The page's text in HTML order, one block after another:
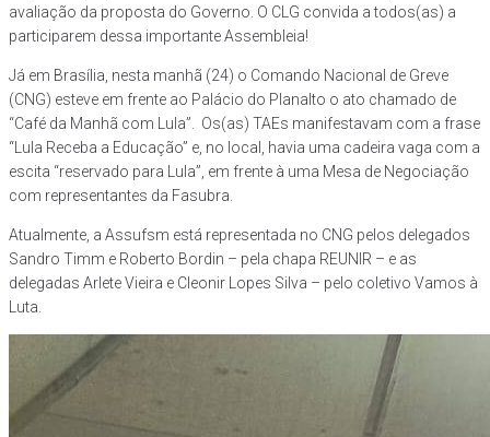
avaliação da proposta do Governo. O CLG convida a todos(as) a
participarem dessa importante Assembleia!
Já em Brasília, nesta manhã (24) o Comando Nacional de Greve
(CNG) esteve em frente ao Palácio do Planalto o ato chamado de
“Café da Manhã com Lula”. Os(as) TAEs manifestavam com a frase
“Lula Receba a Educação” e, no local, havia uma cadeira vaga com a
escita “reservado para Lula”, em frente à uma Mesa de Negociação
com representantes da Fasubra.
Atualmente, a Assufsm está representada no CNG pelos delegados
Sandro Timm e Roberto Bordin – pela chapa REUNIR – e as
delegadas Arlete Vieira e Cleonir Lopes Silva – pelo coletivo Vamos à
Luta.